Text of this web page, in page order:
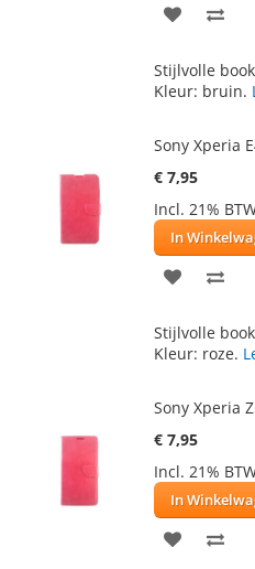
VOEG
AAN TE
Stijlvolle
Kleur: bruin.
Sony Xperia
€ 7,95
Incl. 21%
In
VOEG
AAN TE
Stijlvolle
Kleur: roze.
Sony Xperia
€ 7,95
Incl. 21%
In
VOEG